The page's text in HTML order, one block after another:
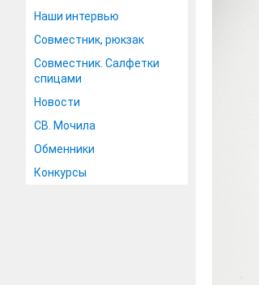
Наши интервью
Совместник, рюкзак
Совместник. Салфетки
спицами
Новости
СВ. Мочила
Обменники
Конкурсы